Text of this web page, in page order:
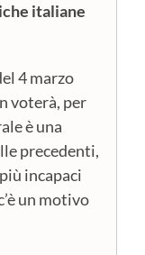
italiane
4 marzo
voterà, per
è una
precedenti,
incapaci
un motivo